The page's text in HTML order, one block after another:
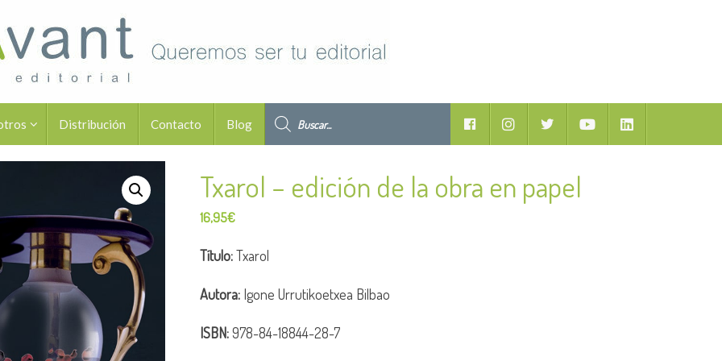
Distribución Contacto Blog
Facebook YoutubeLinkedIn
Txarol – edición de la obra en papel
16,95€
Título:Txarol
Autora: Igone Urrutikoetxea Bilbao
ISBN:978-84-18844-28-7